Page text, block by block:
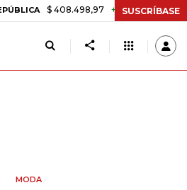
$ 408.498,97 +$ 8.753,81 +2,19%
SUSCRÍBASE
MODA